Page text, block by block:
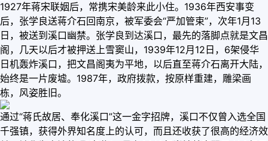
1927年蒋宋联姻后，常携宋美龄来此小住。1936年西安事变
后，张学良送蒋介石回南京，被军委会“严加管束”，次年1月13
日，被送到溪口幽禁。张学良到达溪口，最先的落脚点就是文昌
阁，几天以后才被押送上雪窦山，1939年12月12日，6架侵华
日机轰炸溪口，把文昌阁夷为平地，以后直至蒋介石离开大陆，
始终是一片废墟。1987年，政府拨款，按原样重建，雕梁画
栋，风姿胜旧。
通过“蒋氏故居、奉化溪口”这一金字招牌，溪口不仅曾入选全国
千强镇，获得外界知名度上的认可，而且还收获了很高的经济效